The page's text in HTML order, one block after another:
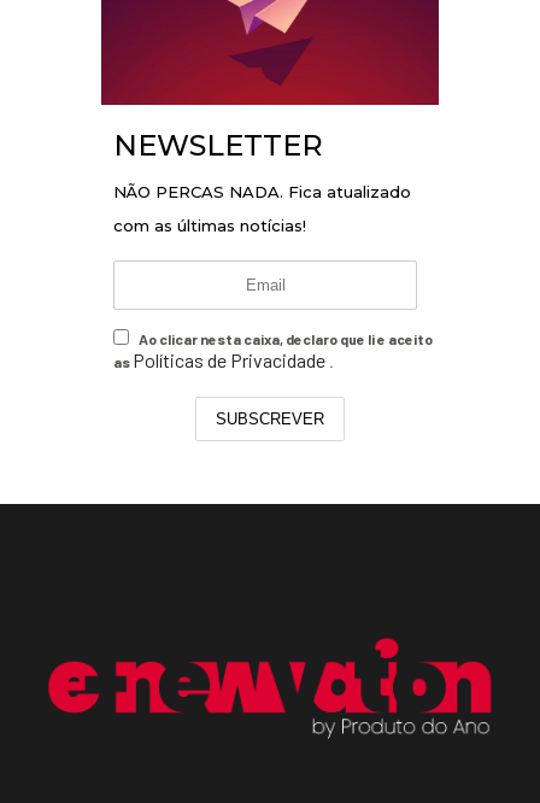
NEWSLETTER
NÃO PERCAS NADA. Fica atualizado
com as últimas notícias!
Ao clicar nesta caixa, declaro que li e aceito
as Políticas de Privacidade .
SUBSCREVER